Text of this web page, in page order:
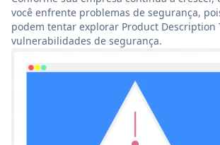
você enfrente problemas de segurança,
podem tentar explorar Product Description
vulnerabilidades de segurança.